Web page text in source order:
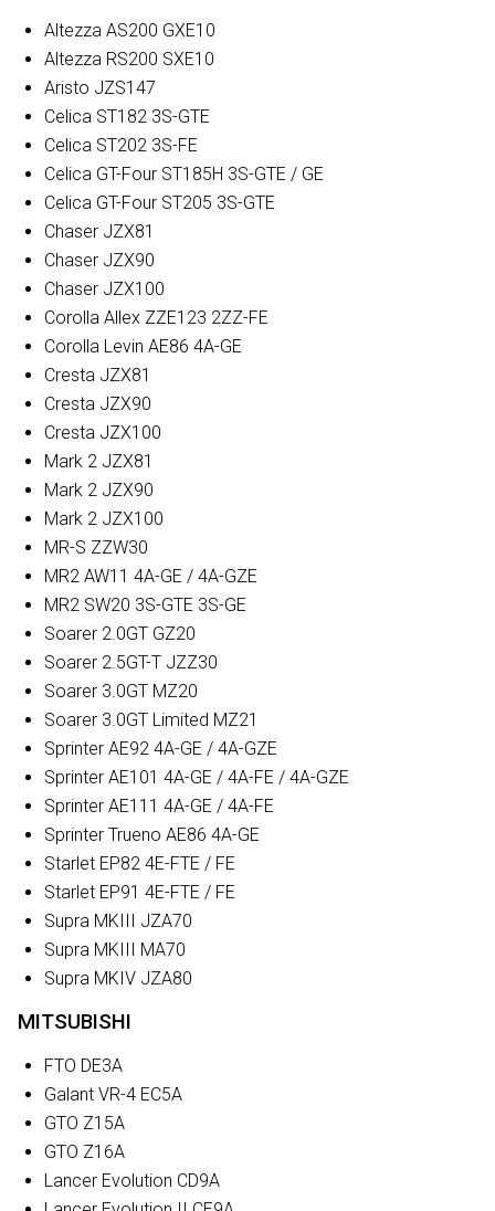
Altezza AS200 GXE10
Altezza RS200 SXE10
Aristo JZS147
Celica ST182 3S-GTE
Celica ST202 3S-FE
Celica GT-Four ST185H 3S-GTE / GE
Celica GT-Four ST205 3S-GTE
Chaser JZX81
Chaser JZX90
Chaser JZX100
Corolla Allex ZZE123 2ZZ-FE
Corolla Levin AE86 4A-GE
Cresta JZX81
Cresta JZX90
Cresta JZX100
Mark 2 JZX81
Mark 2 JZX90
Mark 2 JZX100
MR-S ZZW30
MR2 AW11 4A-GE / 4A-GZE
MR2 SW20 3S-GTE 3S-GE
Soarer 2.0GT GZ20
Soarer 2.5GT-T JZZ30
Soarer 3.0GT MZ20
Soarer 3.0GT Limited MZ21
Sprinter AE92 4A-GE / 4A-GZE
Sprinter AE101 4A-GE / 4A-FE / 4A-GZE
Sprinter AE111 4A-GE / 4A-FE
Sprinter Trueno AE86 4A-GE
Starlet EP82 4E-FTE / FE
Starlet EP91 4E-FTE / FE
Supra MKIII JZA70
Supra MKIII MA70
Supra MKIV JZA80
MITSUBISHI
FTO DE3A
Galant VR-4 EC5A
GTO Z15A
GTO Z16A
Lancer Evolution CD9A